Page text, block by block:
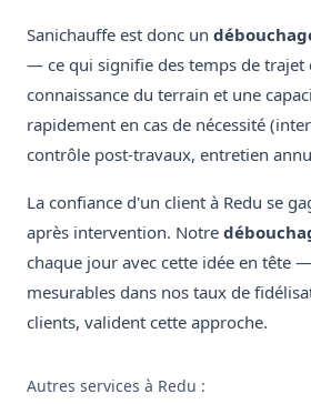
Sanichauffe est donc un
— ce qui signifie des temps de trajet
connaissance du terrain et une
rapidement en cas de nécessité
contrôle post-travaux, entretien
La confiance d'un client à Redu se
après intervention. Notre
chaque jour avec cette idée en tête
mesurables dans nos taux de
clients, valident cette approche.
Autres services à Redu :